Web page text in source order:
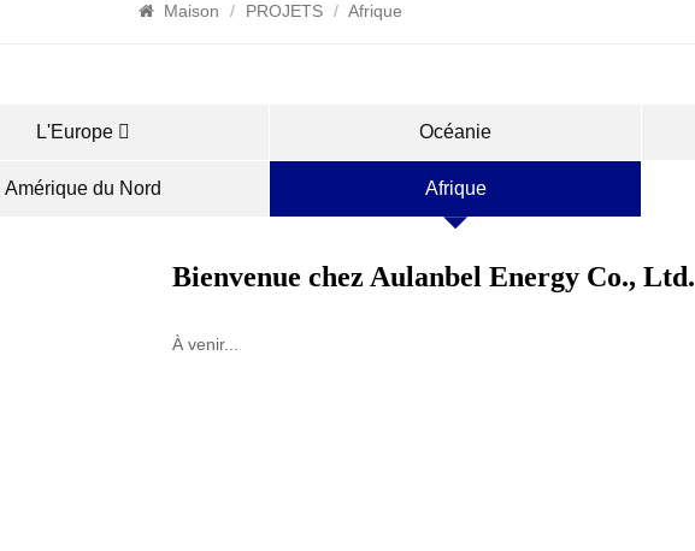
Maison / PROJETS / Afrique
L'Europe  Océanie
Amérique du Nord Afrique
Bienvenue chez Aulanbel Energy Co., Ltd.
À venir...